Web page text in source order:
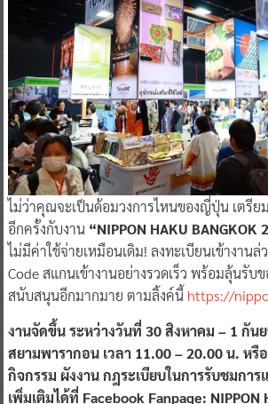
ไม่ว่าคุณจะเป็นด้อมวงการไหนของญี่ปุ่น เตรี
อีกครั้งกับงาน “NIPPON HAKU BANGKOK
ไม่มีค่าใช้จ่ายเหมือนเดิม! ลงทะเบียนเข้างานล่
Code สแกนเข้างานอย่างรวดเร็ว พร้อมลุ้นรับ
สนับสนุนอีกมากมาย ตามลิ้งค์นี้ https://
งานจัดขึ้น ระหว่างวันที่ 30 สิงหาคม – 1 กัน
สยามพารากอน เวลา 11.00 – 20.00 น. หรื
กิจกรรม ผังงาน กฎระเบียบในการรับชมกา
เพิ่มเติมได้ที่ Facebook Fanpage: NIPPON